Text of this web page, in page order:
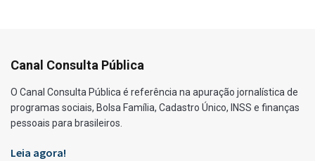
Canal Consulta Pública
O Canal Consulta Pública é referência na apuração jornalística de
programas sociais, Bolsa Família, Cadastro Único, INSS e finanças
pessoais para brasileiros.
Leia agora!